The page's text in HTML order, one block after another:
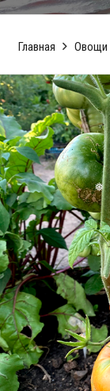
❅
❅
Главная Овощи